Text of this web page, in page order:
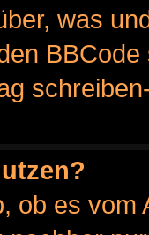
was
ob es